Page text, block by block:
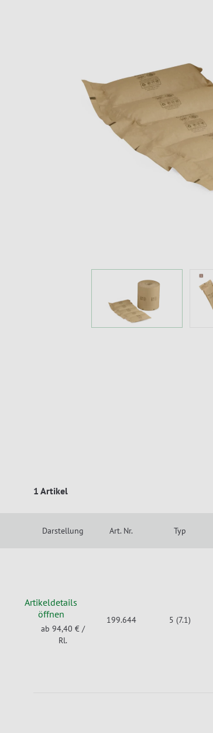
1 Artikel
Darstellung Art. Nr. Typ
Artikeldetails
öffnen
ab 94,40 € /
Rl.
199.644 5 (7.1)